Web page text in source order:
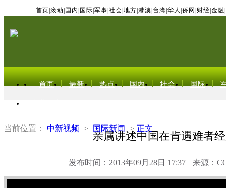
首页 滚动 国内 国际 军事 社会 地方 港澳 台湾 华人 侨网 财经 金融
首页 最新 热点 国内 社会 国际
当前位置： 中新视频 > 国际新闻 > 正文
亲属讲述中国在肯遇难者
发布时间：2013年09月28日 17:37 来源：